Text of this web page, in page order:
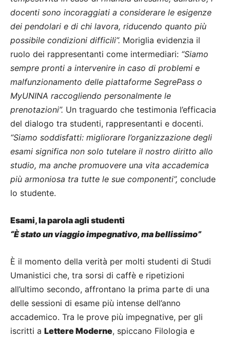
docenti sono incoraggiati a considerare le esigenze
dei pendolari e di chi lavora, riducendo quanto più
possibile condizioni difficili”. Moriglia evidenzia il
ruolo dei rappresentanti come intermediari: “Siamo
sempre pronti a intervenire in caso di problemi e
malfunzionamento delle piattaforme SegrePass o
MyUNINA raccogliendo personalmente le
prenotazioni”. Un traguardo che testimonia l’efficacia
del dialogo tra studenti, rappresentanti e docenti.
“Siamo soddisfatti: migliorare l’organizzazione degli
esami significa non solo tutelare il nostro diritto allo
studio, ma anche promuovere una vita accademica
più armoniosa tra tutte le sue componenti”, conclude
lo studente.
Esami, la parola agli studenti
“È stato un viaggio impegnativo, ma bellissimo”
È il momento della verità per molti studenti di Studi
Umanistici che, tra sorsi di caffè e ripetizioni
all’ultimo secondo, affrontano la prima parte di una
delle sessioni di esame più intense dell’anno
accademico. Tra le prove più impegnative, per gli
iscritti a Lettere Moderne, spiccano Filologia e